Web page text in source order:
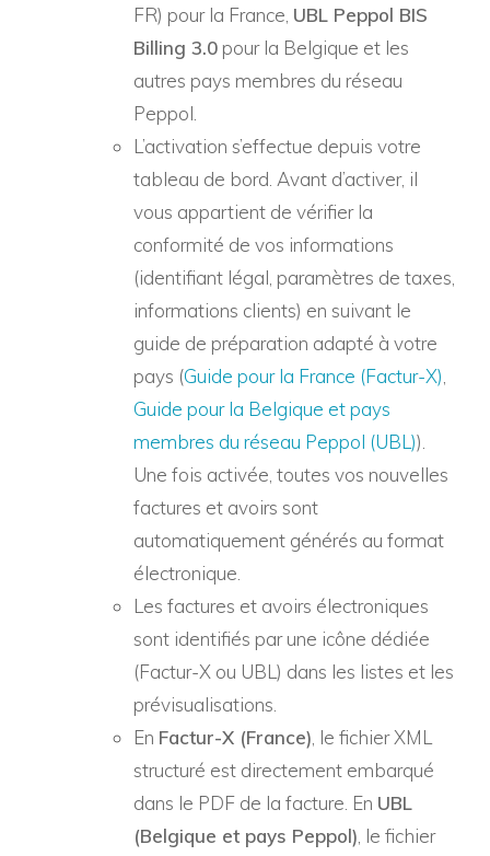
FR) pour la France, UBL Peppol BIS
Billing 3.0pour la Belgique et les
autres pays membres du réseau
Peppol.
L’activation s’effectue depuis votre
tableau de bord. Avant d’activer, il
vous appartient de vérifier la
conformité de vos informations
(identifiant légal, paramètres de taxes,
informations clients) en suivant le
guide de préparation adapté à votre
pays (Guide pour la France (Factur-X)
Guide pour la Belgique et pays
membres du réseau Peppol (UBL)).
Une fois activée, toutes vos nouvelles
factures et avoirs sont
automatiquement générés au format
électronique.
Les factures et avoirs électroniques
sont identifiés par une icône dédiée
(Factur-X ou UBL) dans les listes et les
prévisualisations.
En Factur-X (France) , le fichier XML
structuré est directement embarqué
dans le PDF de la facture. En UBL
(Belgique et pays Peppol) , le fichier